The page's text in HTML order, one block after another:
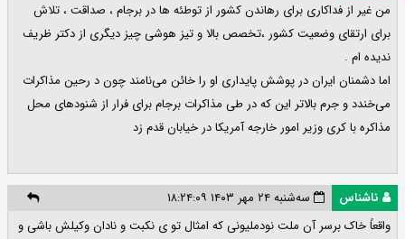
من غیر از فداکاری برای رهاندن کشور از توطئه ها در برجام ، صداقت ، تلاش
برای ارتقای وضعیت کشور ،تخصص بالا و تیز هوشی چیز دیگری از دکتر ظریف
ندیده ام .
اما دشمنان ایران در پوشش پایداری او را خائن می‌نامند چون د رحین مذاکرات
می‌خندد و جرم بالاتر این که در طی مذاکرات برجام برای فرار از شنودهای محل
مذاکره با کری وزیر امور خارجه آمریکا در خیابان قدم زد
ناشناس
سه‌شنبه ۲۴ مهر ۱۴۰۳ ۱۸:۲۴:۰۹
واقعاً خاک برسر آن ملت نودملیونی که امثال تو ی نکبت و نادان وکیلش باشی و